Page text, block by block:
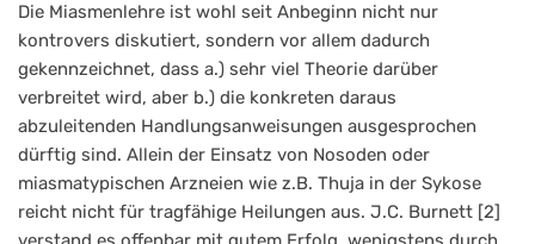
Die Miasmenlehre ist wohl seit Anbeginn nicht nur
kontrovers diskutiert, sondern vor allem dadurch
gekennzeichnet, dass a.) sehr viel Theorie darüber
verbreitet wird, aber b.) die konkreten daraus
abzuleitenden Handlungsanweisungen ausgesprochen
dürftig sind. Allein der Einsatz von Nosoden oder
miasmatypischen Arzneien wie z.B. Thuja in der Sykose
reicht nicht für tragfähige Heilungen aus. J.C. Burnett [2]